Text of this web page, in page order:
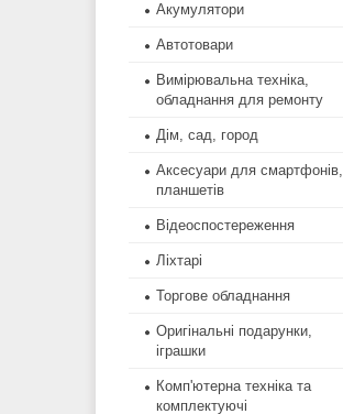
Акумулятори
Автотовари
Вимірювальна техніка,
обладнання для ремонту
Дім, сад, город
Аксесуари для смартфонів,
планшетів
Відеоспостереження
Ліхтарі
Торгове обладнання
Оригінальні подарунки,
іграшки
Комп'ютерна техніка та
комплектуючі